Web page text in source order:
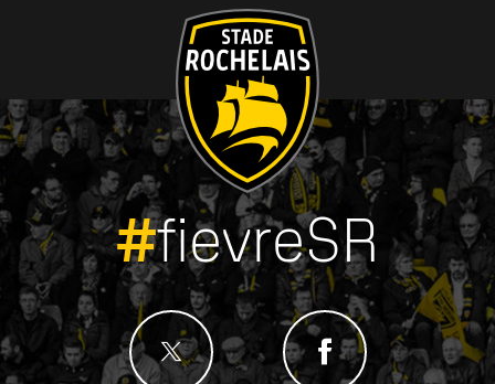
#fievreSR